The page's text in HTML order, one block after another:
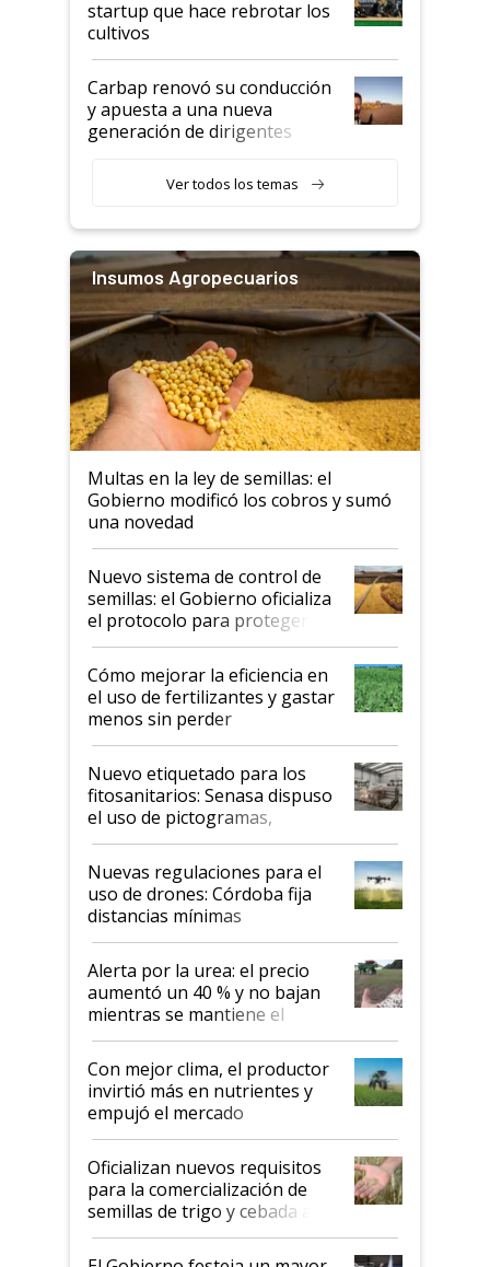
startup que hace rebrotar los
cultivos
Carbap renovó su conducción
y apuesta a una nueva
generación de dirigentes
Ver todos los temas
Insumos Agropecuarios
Multas en la ley de semillas: el
Gobierno modificó los cobros y sumó
una novedad
Nuevo sistema de control de
semillas: el Gobierno oficializa
el protocolo para proteger la
propiedad intelectual
Cómo mejorar la eficiencia en
el uso de fertilizantes y gastar
menos sin perder
productividad en la campaña
fina
Nuevo etiquetado para los
fitosanitarios: Senasa dispuso
el uso de pictogramas,
palabras de advertencia e
indicaciones
Nuevas regulaciones para el
uso de drones: Córdoba fija
distancias mínimas
Alerta por la urea: el precio
aumentó un 40 % y no bajan
mientras se mantiene el
conflicto en Medio Oriente
Con mejor clima, el productor
invirtió más en nutrientes y
empujó el mercado
Oficializan nuevos requisitos
para la comercialización de
semillas de trigo y cebada a
granel